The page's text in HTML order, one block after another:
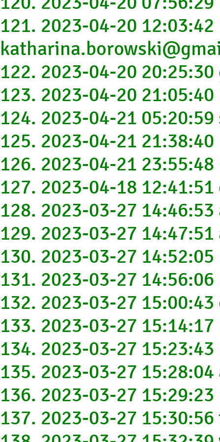
121. 2023-04-20 12:03:42
122. 2023-04-20
123. 2023-04-20
124. 2023-04-21
125. 2023-04-21
126. 2023-04-21
127. 2023-04-18
128. 2023-03-27
129. 2023-03-27
130. 2023-03-27
131. 2023-03-27
132. 2023-03-27
133. 2023-03-27
134. 2023-03-27
135. 2023-03-27
136. 2023-03-27
137. 2023-03-27